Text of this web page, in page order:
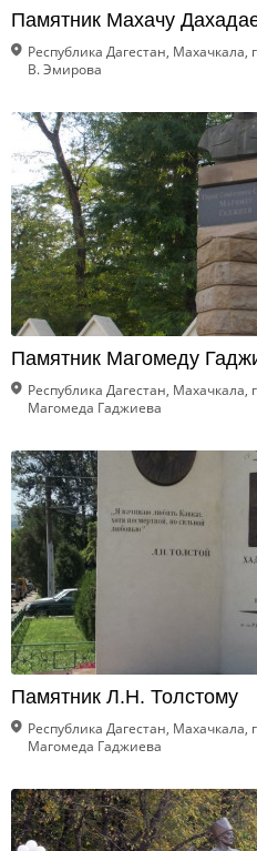
Памятник Махачу
Республика Дагестан, Махачкала,
В. Эмирова
Памятник Магомеду
Республика Дагестан, Махачкала,
Магомеда Гаджиева
Памятник Л.Н. Толстому
Республика Дагестан, Махачкала,
Магомеда Гаджиева